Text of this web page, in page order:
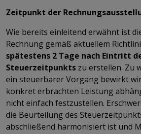
Zeitpunkt der
Wie bereits einleitend erwähnt ist
Rechnung gemäß aktuellem
spätestens 2 Tage nach Eintritt
Steuerzeitpunkts zu erstellen. Zu
ein steuerbarer Vorgang bewirkt
konkret erbrachten Leistung
nicht einfach festzustellen.
die Beurteilung des
abschließend harmonisiert ist und